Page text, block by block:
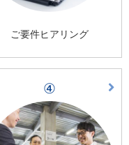
ご要件ヒアリング
④